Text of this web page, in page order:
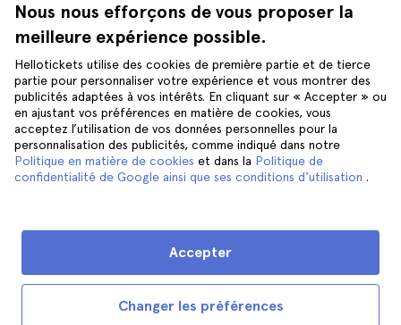
Nous nous efforçons de vous proposer la
meilleure expérience possible.
Hellotickets utilise des cookies de première partie et de tierce
partie pour personnaliser votre expérience et vous montrer des
publicités adaptées à vos intérêts. En cliquant sur « Accepter » ou
en ajustant vos préférences en matière de cookies, vous
acceptez l’utilisation de vos données personnelles pour la
personnalisation des publicités, comme indiqué dans notre
Politique en matière de cookies et dans la Politique de
confidentialité de Google ainsi que ses conditions d'utilisation .
Changer les préférences
Accepter
À propos de nous
Offres d’emploi
Avis
Confidentialité
Conditions générales
Mentions Légales
Cookies
New York
Rome
Londres
Grenade
Cracovie
Tenerife
Aide